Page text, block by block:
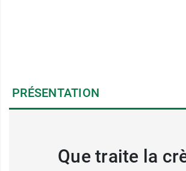
PRÉSENTATION
Que traite la